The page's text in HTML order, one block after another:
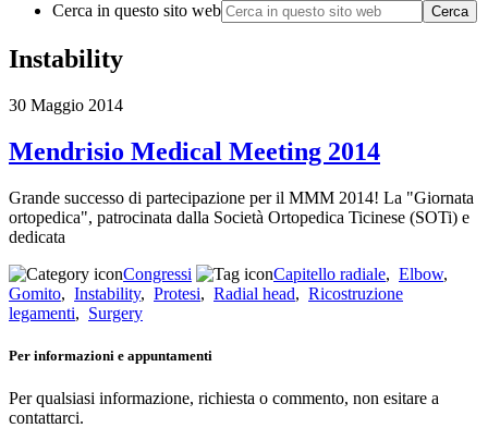
Cerca in questo sito web
Instability
30 Maggio 2014
Mendrisio Medical Meeting 2014
Grande successo di partecipazione per il MMM 2014! La "Giornata
ortopedica", patrocinata dalla Società Ortopedica Ticinese (SOTi) e
dedicata
Congressi
Capitello radiale, Elbow,
Gomito, Instability, Protesi, Radial head, Ricostruzione
legamenti, Surgery
Per informazioni e appuntamenti
Per qualsiasi informazione, richiesta o commento, non esitare a
contattarci.